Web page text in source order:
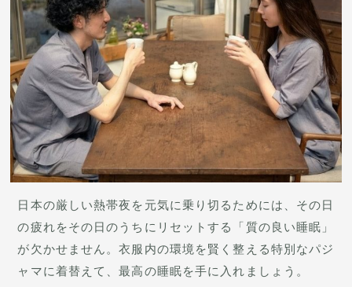
日本の厳しい熱帯夜を元気に乗り切るためには、その日
の疲れをその日のうちにリセットする「質の良い睡眠」
が欠かせません。衣服内の環境を賢く整える特別なパジ
ャマに着替えて、最高の睡眠を手に入れましょう。